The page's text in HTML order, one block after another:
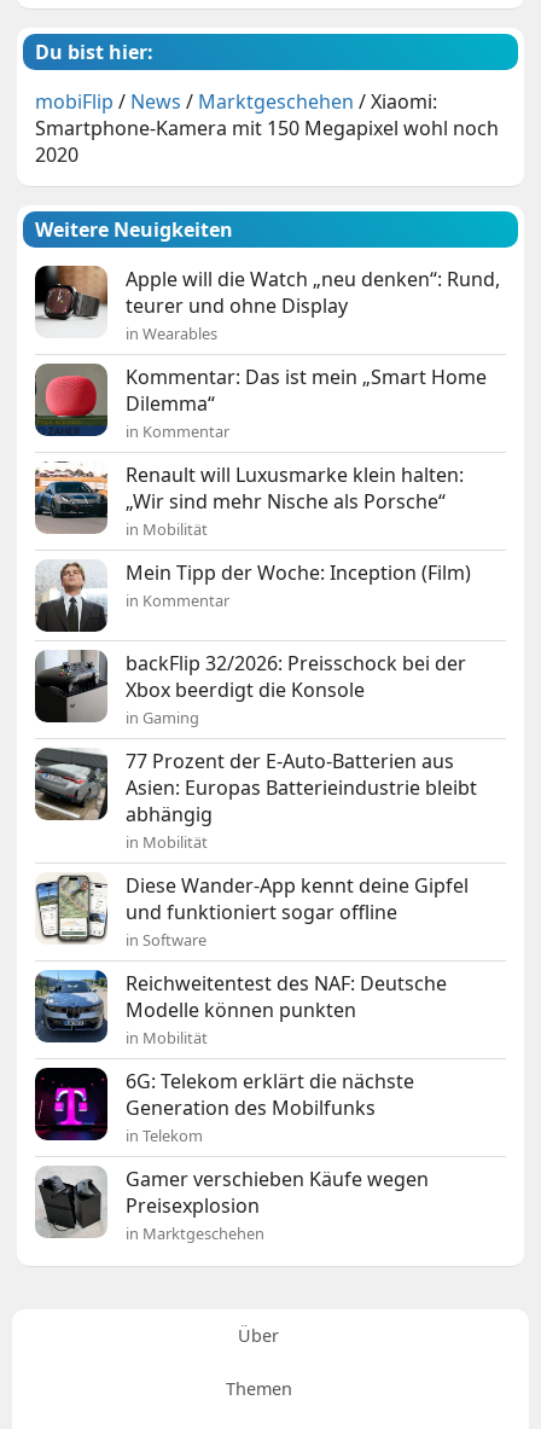
Du bist hier:
mobiFlip / News / Marktgeschehen /Xiaomi:
Smartphone-Kamera mit 150 Megapixel wohl noch
2020
Weitere Neuigkeiten
Apple will die Watch „neu denken“: Rund,
teurer und ohne Display
in Wearables
Kommentar: Das ist mein „Smart Home
Dilemma“
in Kommentar
Renault will Luxusmarke klein halten:
„Wir sind mehr Nische als Porsche“
in Mobilität
Mein Tipp der Woche: Inception (Film)
in Kommentar
backFlip 32/2026: Preisschock bei der
Xbox beerdigt die Konsole
in Gaming
77 Prozent der E-Auto-Batterien aus
Asien: Europas Batterieindustrie bleibt
abhängig
in Mobilität
Diese Wander-App kennt deine Gipfel
und funktioniert sogar offline
in Software
Reichweitentest des NAF: Deutsche
Modelle können punkten
in Mobilität
6G: Telekom erklärt die nächste
Generation des Mobilfunks
in Telekom
Gamer verschieben Käufe wegen
Preisexplosion
in Marktgeschehen
Über
Themen